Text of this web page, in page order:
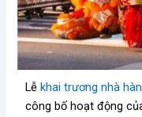
Lễkhai trương nhà
công bố hoạt động